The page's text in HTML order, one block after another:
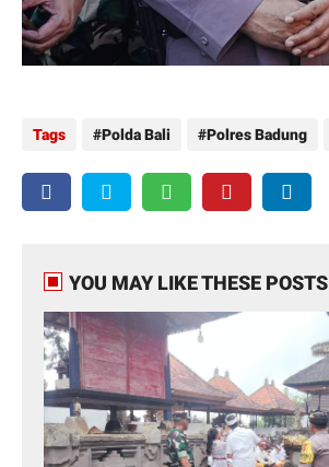
Tags Polda Bali Polres Badung
YOU MAY LIKE THESE POSTS